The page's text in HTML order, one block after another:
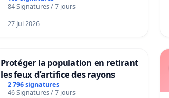
84 Signatures / 7 jours
27 Jul 2026
Protéger la population en retirant
les feux d’artifice des rayons
2 796 signatures
46 Signatures / 7 jours